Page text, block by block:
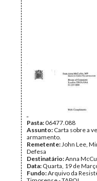
Pasta:06477.088
Assunto: Carta sobre a
armamento.
Remetente:John Lee,
Defesa
Destinatário:Anna
Data: Quarta, 19 de
Fundo:Arquivo da